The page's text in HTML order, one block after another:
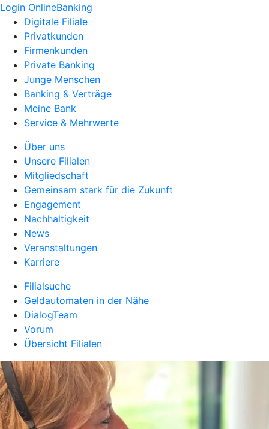
Login OnlineBanking
Digitale Filiale
Privatkunden
Firmenkunden
Private Banking
Junge Menschen
Banking & Verträge
Meine Bank
Service & Mehrwerte
Über uns
Unsere Filialen
Mitgliedschaft
Gemeinsam stark für die Zukunft
Engagement
Nachhaltigkeit
News
Veranstaltungen
Karriere
Filialsuche
Geldautomaten in der Nähe
DialogTeam
Vorum
Übersicht Filialen